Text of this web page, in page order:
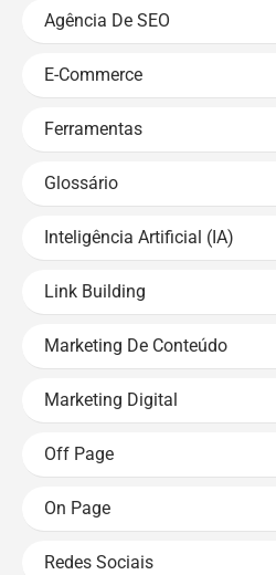
Agência De SEO
E-Commerce
Ferramentas
Glossário
Inteligência Artificial (IA)
Link Building
Marketing De Conteúdo
Marketing Digital
Off Page
On Page
Redes Sociais